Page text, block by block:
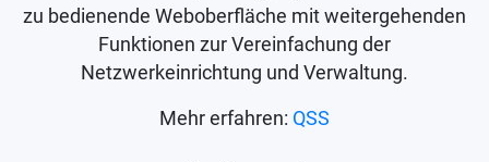
zu bedienende Weboberfläche mit weitergehenden
Funktionen zur Vereinfachung der
Netzwerkeinrichtung und Verwaltung.
Mehr erfahren: QSS